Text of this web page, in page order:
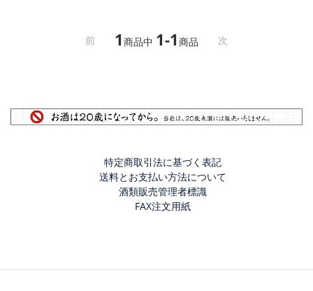
前 1 商品中 1-1 商品 次
特定商取引法に基づく表記
送料とお支払い方法について
酒類販売管理者標識
FAX注文用紙